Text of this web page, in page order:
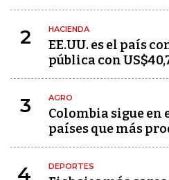
2 HACIENDA
EE.UU. es el país
pública con
3 AGRO
Colombia sigue en
países que más
4 DEPORTES